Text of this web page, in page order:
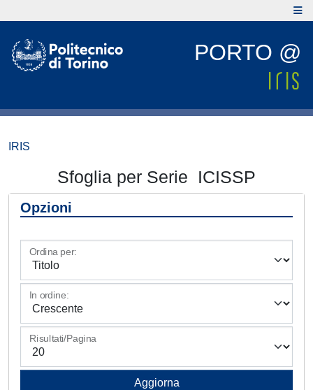
PORTO @
IRIS
Sfoglia per Serie ICISSP
Opzioni
Ordina per:
In ordine:
Risultati/Pagina